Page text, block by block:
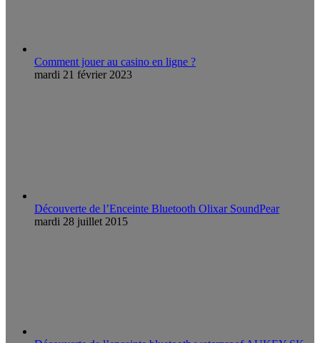
Comment jouer au casino en ligne ?
mardi 21 février 2023
Découverte de l’Enceinte Bluetooth Olixar SoundPear
mardi 28 juillet 2015